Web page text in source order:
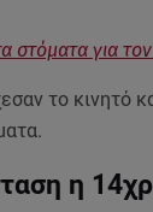
στόματα για
το κινητό
η